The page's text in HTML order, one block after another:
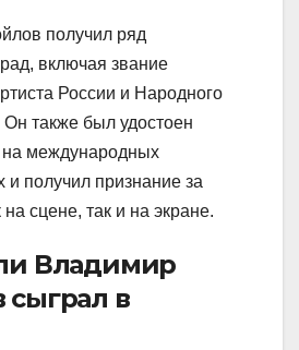
получил ряд
включая звание
России и Народного
Он также был удостоен
на международных
и получил признание за
сцене, так и на экране.
Владимир
сыграл в